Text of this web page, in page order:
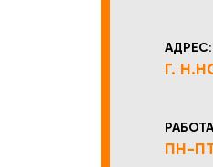
АДРЕС:
Г.
ПН-